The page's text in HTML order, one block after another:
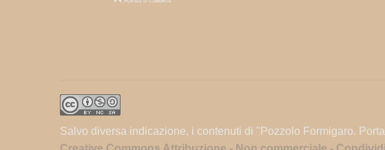
Salvo diversa indicazione, i contenuti di "Pozzolo Formigaro.